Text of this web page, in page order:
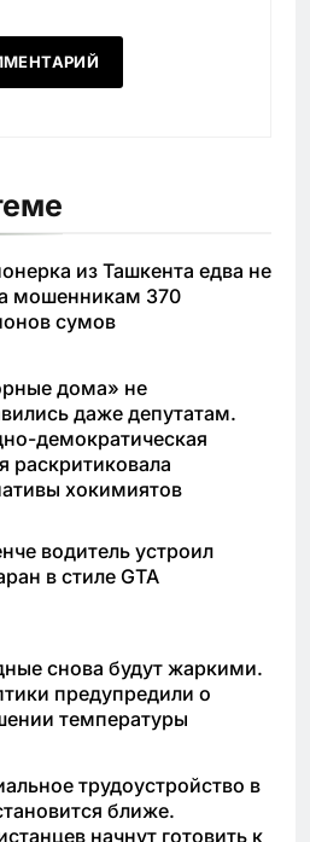
из Ташкента едва не
мошенникам 370
сумов
дома» не
даже депутатам.
демократическая
раскритиковала
хокимиятов
водитель устроил
в стиле GTA
снова будут жаркими.
предупредили о
температуры
трудоустройство в
ближе.
начнут готовить к